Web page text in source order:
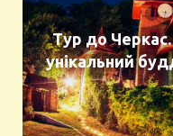
Тур до
унікальний